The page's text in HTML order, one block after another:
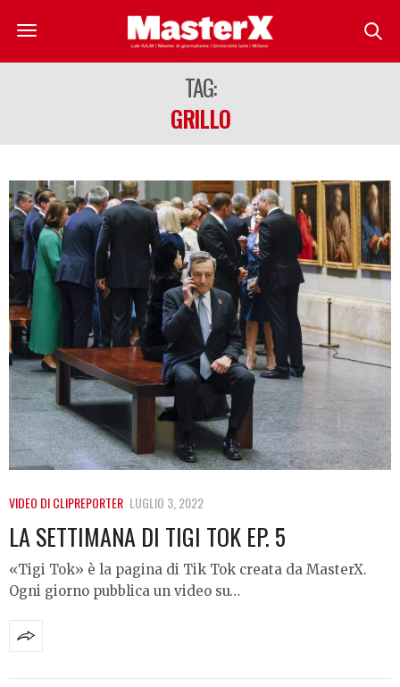
TAG:
GRILLO
VIDEO DI CLIPREPORTER LUGLIO 3, 2022
LA SETTIMANA DI TIGI TOK EP. 5
«Tigi Tok» è la pagina di Tik Tok creata da MasterX.
Ogni giorno pubblica un video su…